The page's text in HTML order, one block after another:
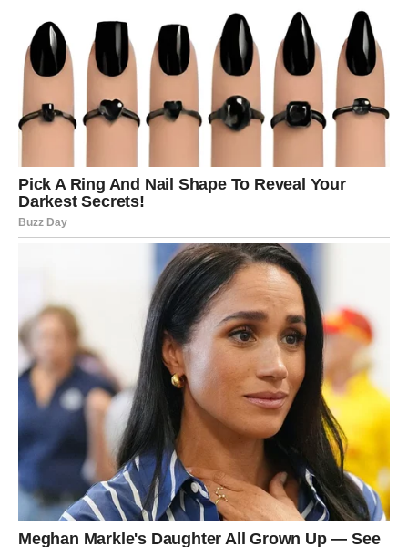
pokušati vratiti ono što je izgubila.
Ali ovog puta vi ćete mnogo jasnije vidjeti šta želite.
Nećete više pristajati na polovične emocije i prazna
ZAUZETI BIKOVI KONAČNO
RJEŠAVAJU PROBLEME
Ako ste u vezi, pred vama je period tokom kojeg bi mnogi
problemi mogli ostati iza vas.
Nesporazumi koji vas dugo opterećuju konačno bi mogli
biti riješeni.
Mnogi Bikovi će tokom narednog perioda shvatiti koliko
im je stalo do osobe pored sebe, ali i koliko je važno da
se emocije pokažu iskreno.
JEDNA PORUKA ILI SUSRET